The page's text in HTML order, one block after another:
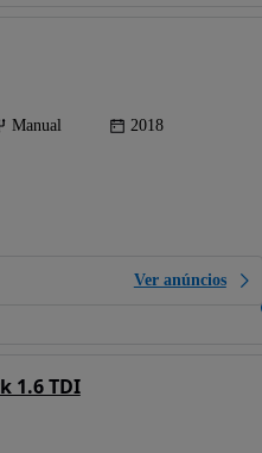
Manual 2018
Ver anúncios
1.6 TDI